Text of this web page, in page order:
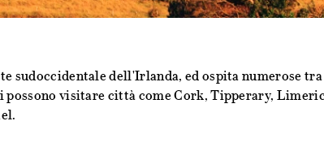
sudoccidentale dell'Irlanda, ed ospita numerose
possono visitare città come Cork, Tipperary,